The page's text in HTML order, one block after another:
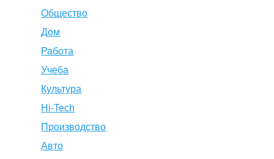
Общество
Дом
Работа
Учеба
Культура
Hi-Tech
Производство
Авто